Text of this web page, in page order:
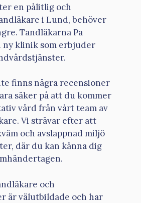
en pålitlig och
i Lund, behöver
Tandläkarna Pa
ny klinik som erbjuder
finns några recensioner
säker på att du kommer
vård från vårt team av
Vi strävar efter att
och avslappnad miljö
där du kan känna dig
och
är välutbildade och har